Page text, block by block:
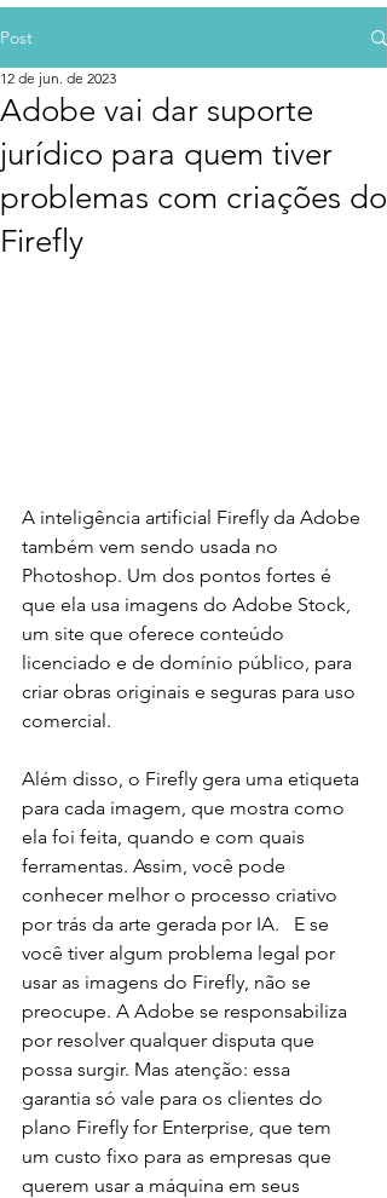
Post
Adobe vai dar suporte
jurídico para quem tiver
problemas com criações do
Firefly
12 de jun. de 2023
A inteligência artificial Firefly da Adobe
também vem sendo usada no
Photoshop. Um dos pontos fortes é
que ela usa imagens do Adobe Stock,
um site que oferece conteúdo
licenciado e de domínio público, para
criar obras originais e seguras para uso
comercial.
Além disso, o Firefly gera uma etiqueta
para cada imagem, que mostra como
ela foi feita, quando e com quais
ferramentas. Assim, você pode
conhecer melhor o processo criativo
por trás da arte gerada por IA.   E se
você tiver algum problema legal por
usar as imagens do Firefly, não se
preocupe. A Adobe se responsabiliza
por resolver qualquer disputa que
possa surgir. Mas atenção: essa
garantia só vale para os clientes do
plano Firefly for Enterprise, que tem
um custo fixo para as empresas que
querem usar a máquina em seus